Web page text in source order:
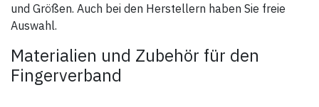
und Größen. Auch bei den Herstellern haben Sie freie
Auswahl.
Materialien und Zubehör für den
Fingerverband